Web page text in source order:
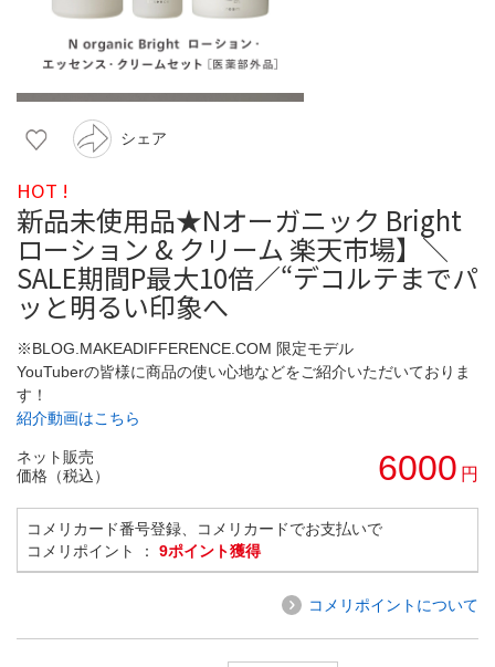
シェア
HOT !
新品未使用品★Nオーガニック Bright
ローション & クリーム 楽天市場】＼
SALE期間P最大10倍／“デコルテまでパ
ッと明るい印象へ
※BLOG.MAKEADIFFERENCE.COM 限定モデル
YouTuberの皆様に商品の使い心地などをご紹介いただいておりま
す！
紹介動画はこちら
ネット販売
価格（税込）
6000 円
コメリカード番号登録、コメリカードでお支払いで
コメリポイント ： 9ポイント獲得
コメリポイントについて